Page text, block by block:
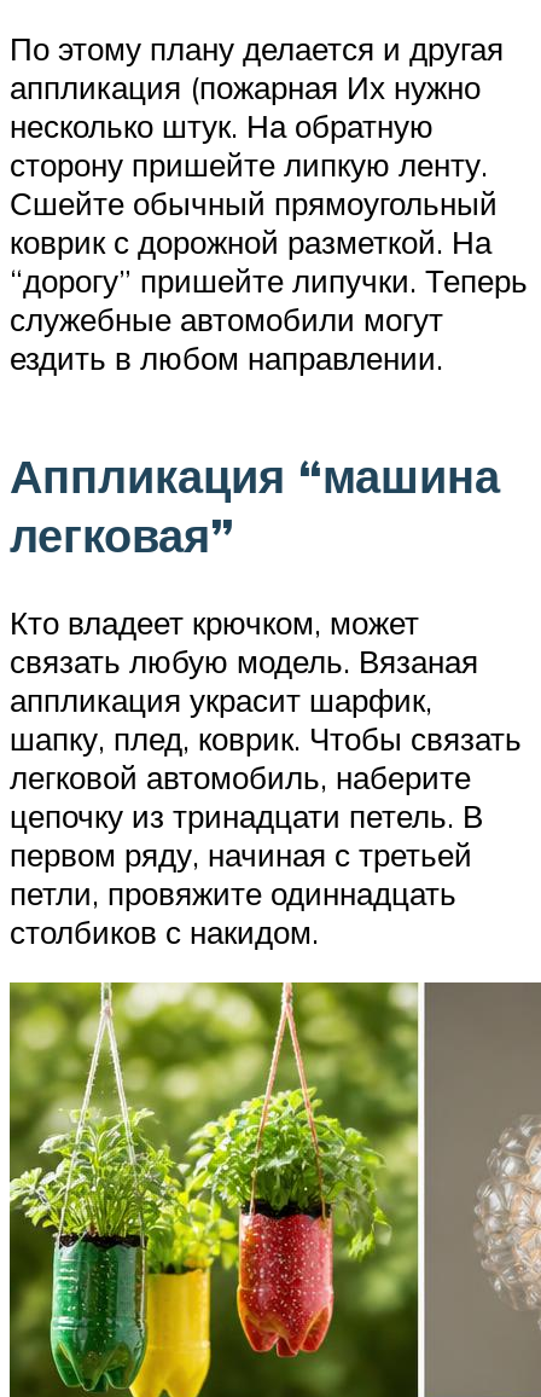
По этому плану делается и другая
аппликация (пожарная Их нужно
несколько штук. На обратную
сторону пришейте липкую ленту.
Сшейте обычный прямоугольный
коврик с дорожной разметкой. На
“дорогу” пришейте липучки. Теперь
служебные автомобили могут
ездить в любом направлении.
Аппликация “машина
легковая”
Кто владеет крючком, может
связать любую модель. Вязаная
аппликация украсит шарфик,
шапку, плед, коврик. Чтобы связать
легковой автомобиль, наберите
цепочку из тринадцати петель. В
первом ряду, начиная с третьей
петли, провяжите одиннадцать
столбиков с накидом.